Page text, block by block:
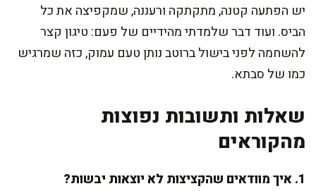
יש הפתעה קטנה, מתקתקה ורעננה, שמקפיצה את כל
הביס. ועוד דבר שלמדתי מהידיים של פעם: טיגון קצר
להשחמה לפני בישול ברוטב נותן טעם עמוק, כזה שמרגיש
כמו של סבתא.
שאלות ותשובות נפוצות
מהקוראים
1. איך מוודאים שהקציצות לא יוצאות יבשות?